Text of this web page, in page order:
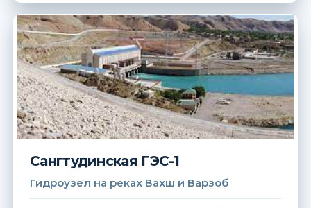
Сангтудинская ГЭС-1
Гидроузел на реках Вахш и Варзоб